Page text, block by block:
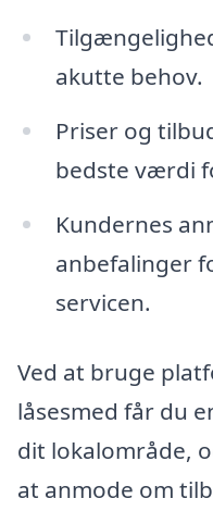
akutte behov.
Priser og
bedste værdi
Kundernes
anbefalinger
servicen.
Ved at bruge
låsesmed får du
dit lokalområde,
at anmode om